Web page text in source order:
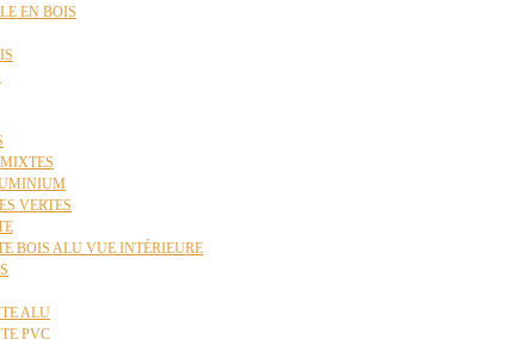
EN BOIS
VERTES
BOIS ALU VUE INTÉRIEURE
ALU
PVC